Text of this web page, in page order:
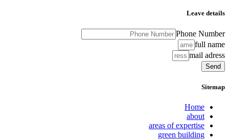
Leave details
Phone Number
full name
mail adress
Send
Sitemap
Home
about
areas of expertise
green building